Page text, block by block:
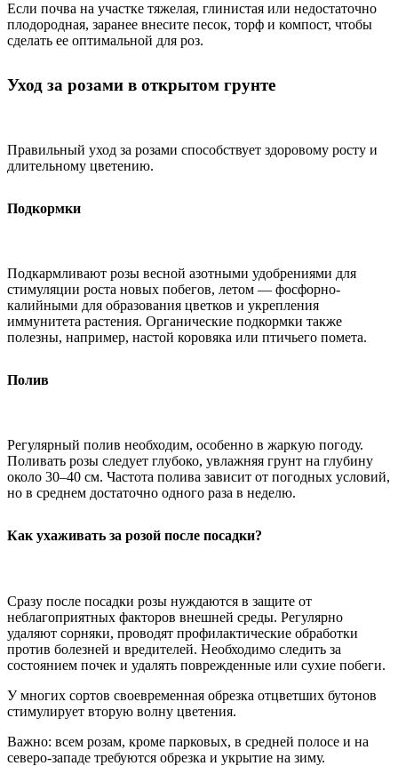
Если почва на участке тяжелая, глинистая или недостаточно
плодородная, заранее внесите песок, торф и компост, чтобы
сделать ее оптимальной для роз.
Уход за розами в открытом грунте
Правильный уход за розами способствует здоровому росту и
длительному цветению.
Подкормки
Подкармливают розы весной азотными удобрениями для
стимуляции роста новых побегов, летом — фосфорно-
калийными для образования цветков и укрепления
иммунитета растения. Органические подкормки также
полезны, например, настой коровяка или птичьего помета.
Полив
Регулярный полив необходим, особенно в жаркую погоду.
Поливать розы следует глубоко, увлажняя грунт на глубину
около 30–40 см. Частота полива зависит от погодных условий,
но в среднем достаточно одного раза в неделю.
Как ухаживать за розой после посадки?
Сразу после посадки розы нуждаются в защите от
неблагоприятных факторов внешней среды. Регулярно
удаляют сорняки, проводят профилактические обработки
против болезней и вредителей. Необходимо следить за
состоянием почек и удалять поврежденные или сухие побеги.
У многих сортов своевременная обрезка отцветших бутонов
стимулирует вторую волну цветения.
Важно: всем розам, кроме парковых, в средней полосе и на
северо-западе требуются обрезка и укрытие на зиму.